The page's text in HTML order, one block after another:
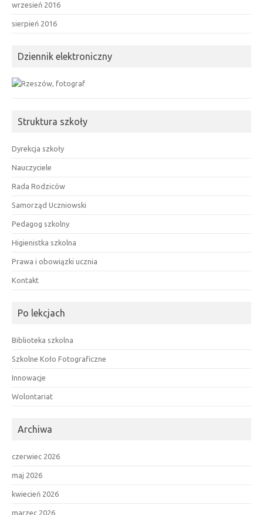
wrzesień 2016
sierpień 2016
Dziennik elektroniczny
Struktura szkoły
Dyrekcja szkoły
Nauczyciele
Rada Rodziców
Samorząd Uczniowski
Pedagog szkolny
Higienistka szkolna
Prawa i obowiązki ucznia
Kontakt
Po lekcjach
Biblioteka szkolna
Szkolne Koło Fotograficzne
Innowacje
Wolontariat
Archiwa
czerwiec 2026
maj 2026
kwiecień 2026
marzec 2026